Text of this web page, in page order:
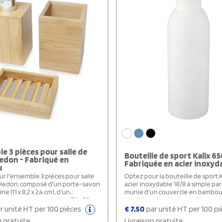
3 pièces pour salle de
- Fabriqué en
l'ensemble 3 pièces pour salle
composé d'un porte-savon
(11 x 8,2 x 2,4 cm), d'un
pour savon ou lotion (7,1 x 7,2 x
d'un porte-brosse à dents (8 x 8 x
unité HT per 100 pièces
Bouteille de sport Kalix
Fabriquée en acier
Optez pour la bouteille de sport
acier inoxydable 18/8 à simple
munie d'un couvercle en
bisphénol A, cette bouteille
personnalisable a été vérifiée et
€ 7,50 par unité HT per 100